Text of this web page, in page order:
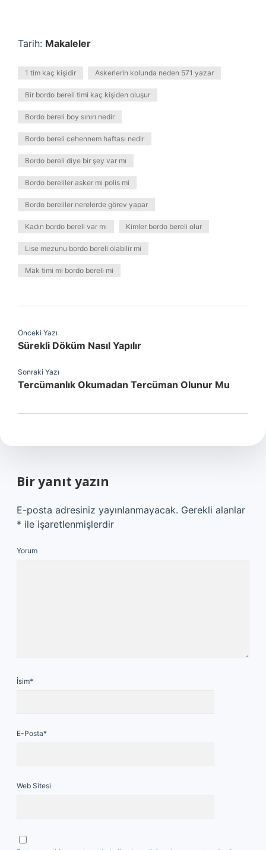
Tarih: Makaleler
1 tim kaç kişidir Askerlerin kolunda neden 571 yazar
Bir bordo bereli timi kaç kişiden oluşur
Bordo bereli boy sınırı nedir
Bordo bereli cehennem haftası nedir
Bordo bereli diye bir şey var mı
Bordo bereliler asker mi polis mi
Bordo bereliler nerelerde görev yapar
Kadın bordo bereli var mı Kimler bordo bereli olur
Lise mezunu bordo bereli olabilir mi
Mak timi mi bordo bereli mi
Önceki Yazı
Sürekli Döküm Nasıl Yapılır
Sonraki Yazı
Tercümanlık Okumadan Tercüman Olunur Mu
Bir yanıt yazın
E-posta adresiniz yayınlanmayacak. Gerekli alanlar
* ile işaretlenmişlerdir
Yorum
İsim*
E-Posta*
Web Sitesi